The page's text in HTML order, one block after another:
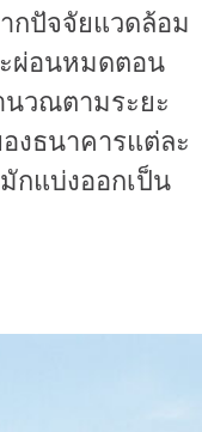
กปัจจัยแวดล้อม
ะผ่อนหมดตอน
นวณตามระยะ
งธนาคารแต่ละ
กแบ่งออกเป็น